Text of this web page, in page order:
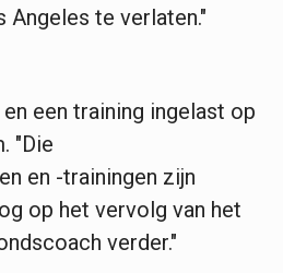
Angeles te verlaten."
een training ingelast op
"Die
en -trainingen zijn
op het vervolg van het
verder."